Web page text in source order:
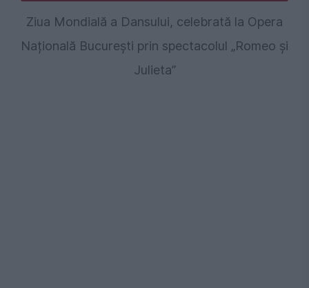
Ziua Mondială a Dansului, celebrată la Opera
Națională București prin spectacolul „Romeo și
Julieta”